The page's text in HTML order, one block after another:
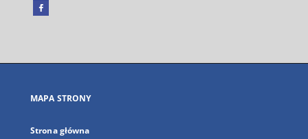
Facebook
się
karcie
MAPA STRONY
Strona główna